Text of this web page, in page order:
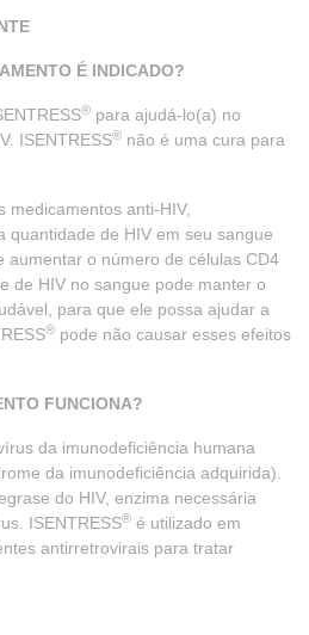
É INDICADO?
® para ajudá-lo(a) no
ISENTRESS® não é uma cura para
medicamentos anti-HIV,
quantidade de HIV em seu sangue
aumentar o número de células CD4
de HIV no sangue pode manter o
para que ele possa ajudar a
® pode não causar esses efeitos
FUNCIONA?
da imunodeficiência humana
da imunodeficiência adquirida).
do HIV, enzima necessária
ISENTRESS® é utilizado em
antirretrovirais para tratar